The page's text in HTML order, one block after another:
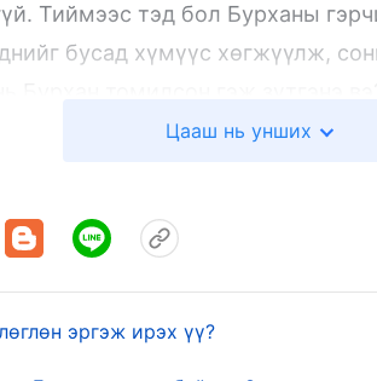
Тиймээс тэд бол Бурханы
бусад хүмүүс хөгжүүлж,
сонжуургүйгээр худал хэлж,
эрх мэдэл Пап ламд
лам Эзэн Есүсийг төлөөлж
өгсөн учраас тэд нүглийг
Цааш нь унших
эргэж ирэх үү?